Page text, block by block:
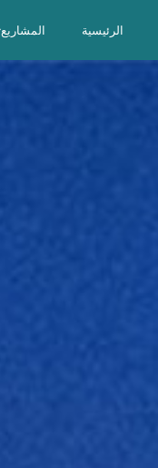
الرئيسية المشاريع